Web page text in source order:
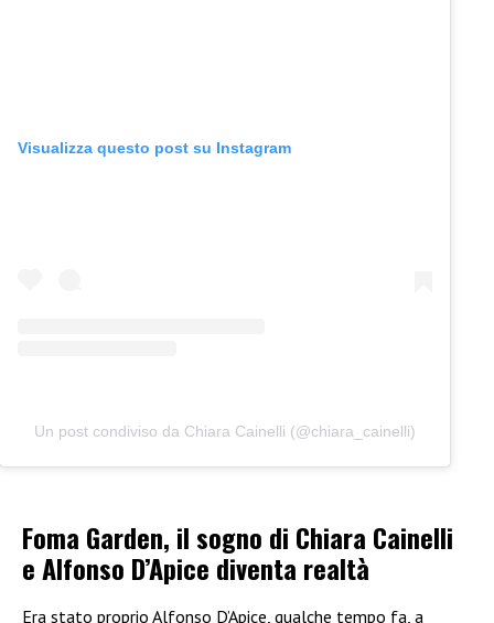
Visualizza questo post su Instagram
Un post condiviso da Chiara Cainelli (@chiara_cainelli)
Foma Garden, il sogno di Chiara Cainelli
e Alfonso D’Apice diventa realtà
Era stato proprio Alfonso D’Apice, qualche tempo fa, a